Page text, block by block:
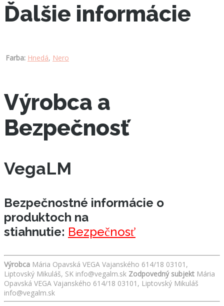
Ďalšie informácie
Farba: Hnedá, Nero
Výrobca a
Bezpečnosť
VegaLM
Bezpečnostné informácie o
produktoch na
stiahnutie: Bezpečnosť
Výrobca Mária Opavská VEGA Vajanského 614/18 03101,
Liptovský Mikuláš, SK info@vegalm.sk Zodpovedný subjekt Mária
Opavská VEGA Vajanského 614/18 03101, Liptovský Mikuláš
info@vegalm.sk